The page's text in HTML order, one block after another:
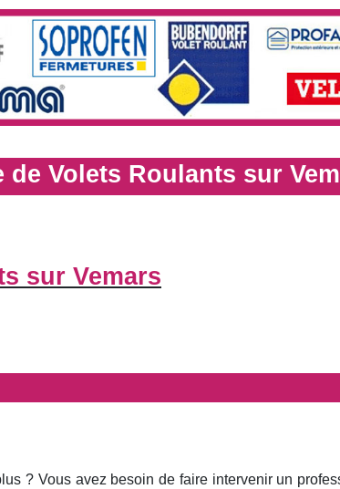
Volets Roulants sur
sur Vemars
? Vous avez besoin de faire intervenir un